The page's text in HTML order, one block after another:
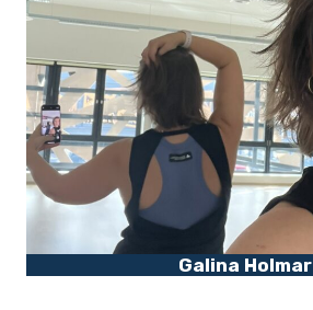
Galina Holmar